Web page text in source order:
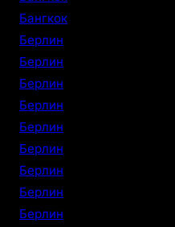
Бангкок
Берлин
Берлин
Берлин
Берлин
Берлин
Берлин
Берлин
Берлин
Берлин